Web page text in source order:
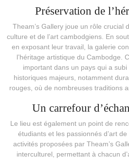
Préservation de
Theam’s Gallery joue un rôle crucial
culture et de l’art cambodgiens. En
en exposant leur travail, la galerie
l’héritage artistique du Cambodge.
important dans un pays qui a
historiques majeurs, notamment
rouges, où de nombreuses traditions
Un carrefour
Le lieu est également un point de
étudiants et les passionnés d’art
activités proposées par Theam’s
interculturel, permettant à chacun